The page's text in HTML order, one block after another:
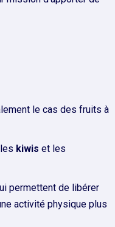
le cas des fruits à
kiwis et les
permettent de libérer
activité physique plus